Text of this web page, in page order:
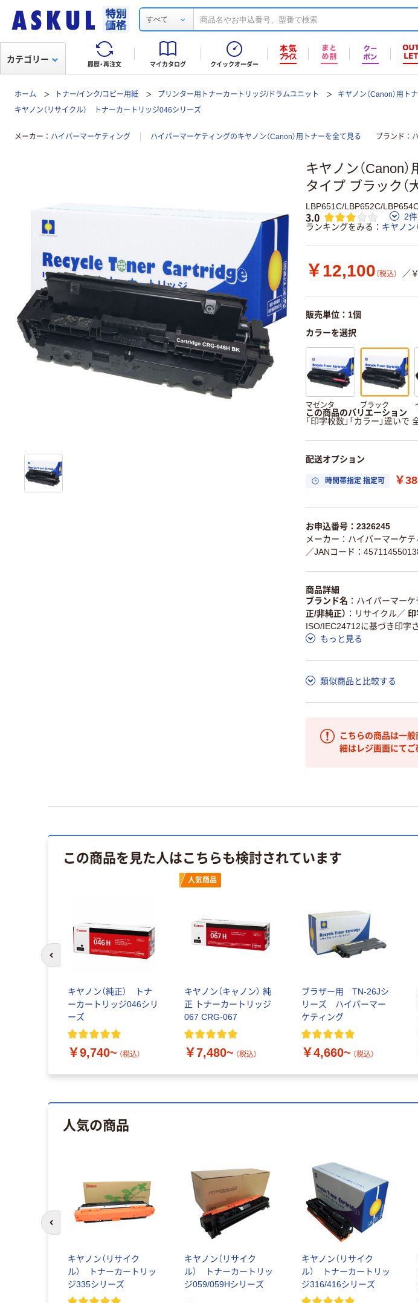
すべて
履歴・再注文 マイカタログ クイックオーダー
カテゴリー
ホーム トナー/インク/コピー用紙 プリンター用トナーカートリッジ/ドラムユニット キヤノン（Canon）用ト
キヤノン（リサイクル） トナーカートリッジ046シリーズ
メーカー ハイパーマーケティング ハイパーマーケティングのキヤノン（Canon）用トナーを全て見る ブランド
キヤノン（Canon
タイプ ブラック（
LBP651C/LBP652C/
3.0 2
ランキングをみる
キヤノン
￥12,100 （税込） ／
販売単位：1個
カラーを選択
マゼンタ ブラック
この商品のバリエーション
「印字枚数」「カラー」違いで
配送オプション
時間帯指定 指定可 ￥
お申込番号：2326245
メーカー：ハイパーマーケテ
／JANコード：
商品詳細
ブランド名
ハイパーマーケ
正/非純正）
リサイクル／
ISO/IEC24712に基づき印字
もっと見る
類似商品と比較する
こちらの商品は一
細はレジ画面にてご
この商品を見た人はこちらも検討されています
キヤノン（純正） トナ
ーカートリッジ046シリ
ーズ
￥9,740~ （税込）
人気商品
キヤノン（キャノン） 純
正 トナーカートリッジ
067 CRG-067
￥7,480~ （税込）
ブラザー用 TN-26Jシ
リーズ ハイパーマー
ケティング
￥4,660~ （税込）
前のスライドへ
人気の商品
キヤノン（リサイク
ル） トナーカートリッ
ジ335シリーズ
キヤノン（リサイク
ル） トナーカートリッ
ジ059/059Hシリーズ
キヤノン（リサイク
ル） トナーカートリッ
ジ316/416シリーズ